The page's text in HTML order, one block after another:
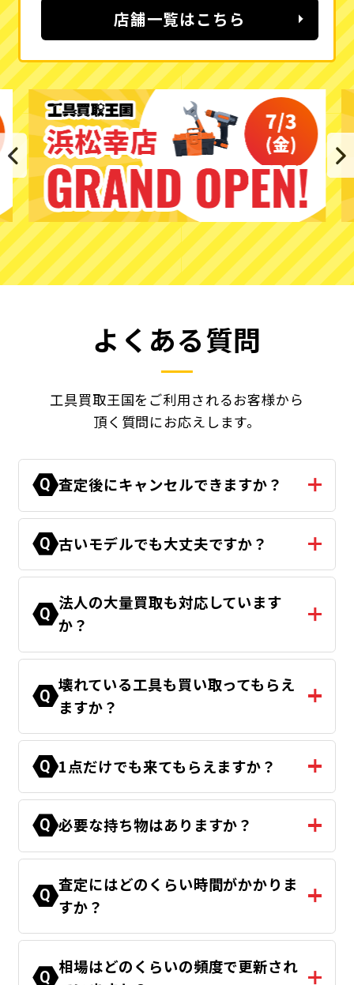
店舗一覧はこちら
よくある質問
工具買取王国をご利用されるお客様から
頂く質問にお応えします。
Q 査定後にキャンセルできますか？
Q 古いモデルでも大丈夫ですか？
Q
法人の大量買取も対応しています
か？
Q
壊れている工具も買い取ってもらえ
ますか？
Q 1点だけでも来てもらえますか？
Q 必要な持ち物はありますか？
Q
査定にはどのくらい時間がかかりま
すか？
Q
相場はどのくらいの頻度で更新され